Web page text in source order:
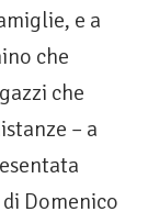
e a
che
che
– a
Domenico